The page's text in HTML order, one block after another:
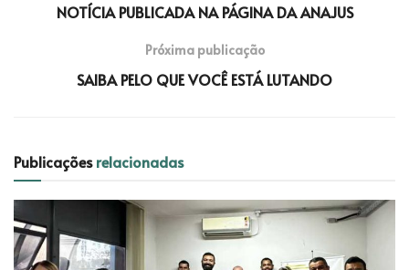
NOTÍCIA PUBLICADA NA PÁGINA DA ANAJUS
Próxima publicação
SAIBA PELO QUE VOCÊ ESTÁ LUTANDO
Publicaçõesrelacionadas